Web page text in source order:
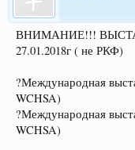
ВНИМАНИЕ!!!
27.01.2018г ( не РКФ)
?Международная
WCHSA)
?Международная
WCHSA)